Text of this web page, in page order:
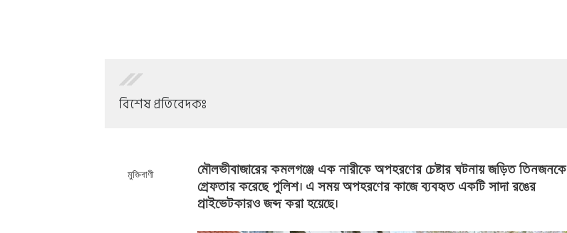
বিশেষ প্রতিবেদকঃ
মৌলভীবাজারের কমলগঞ্জে এক নারীকে অপহরণের চেষ্টার ঘটনায় জড়িত তিনজনকে
গ্রেফতার করেছে পুলিশ। এ সময় অপহরণের কাজে ব্যবহৃত একটি সাদা রঙের
প্রাইভেটকারও জব্দ করা হয়েছে।
মুক্তিবাণী